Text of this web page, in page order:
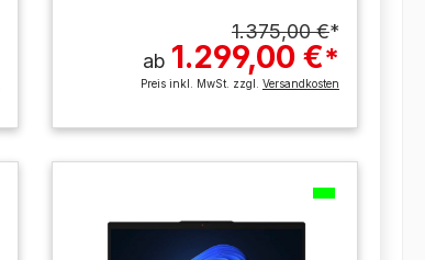
1.375,00 €*
ab 1.299,00 €*
Preis inkl. MwSt. zzgl. Versandkosten